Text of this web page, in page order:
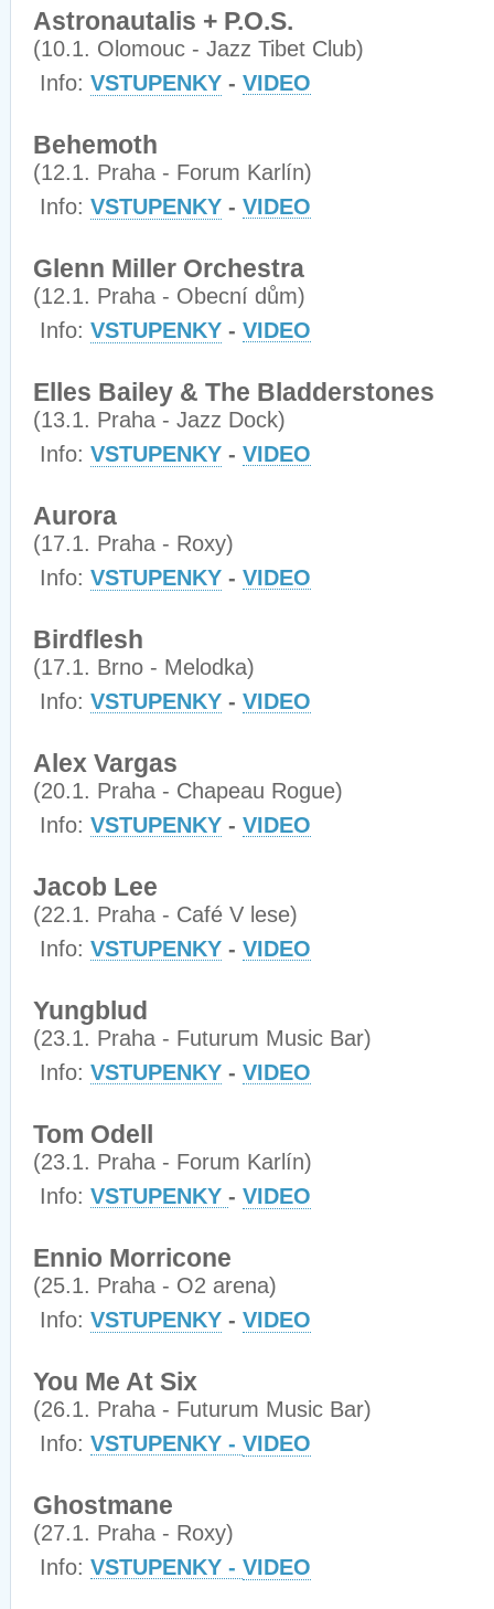
Astronautalis + P.O.S.
(10.1. Olomouc - Jazz Tibet Club)
Info: VSTUPENKY - VIDEO
Behemoth
(12.1. Praha - Forum Karlín)
Info: VSTUPENKY - VIDEO
Glenn Miller Orchestra
(12.1. Praha - Obecní dům)
Info: VSTUPENKY - VIDEO
Elles Bailey & The Bladderstones
(13.1. Praha - Jazz Dock)
Info: VSTUPENKY - VIDEO
Aurora
(17.1. Praha - Roxy)
Info: VSTUPENKY - VIDEO
Birdflesh
(17.1. Brno - Melodka)
Info: VSTUPENKY - VIDEO
Alex Vargas
(20.1. Praha - Chapeau Rogue)
Info: VSTUPENKY - VIDEO
Jacob Lee
(22.1. Praha - Café V lese)
Info: VSTUPENKY - VIDEO
Yungblud
(23.1. Praha - Futurum Music Bar)
Info: VSTUPENKY - VIDEO
Tom Odell
(23.1. Praha - Forum Karlín)
Info: VSTUPENKY - VIDEO
Ennio Morricone
(25.1. Praha - O2 arena)
Info: VSTUPENKY - VIDEO
You Me At Six
(26.1. Praha - Futurum Music Bar)
Info: VSTUPENKY - VIDEO
Ghostmane
(27.1. Praha - Roxy)
Info: VSTUPENKY - VIDEO